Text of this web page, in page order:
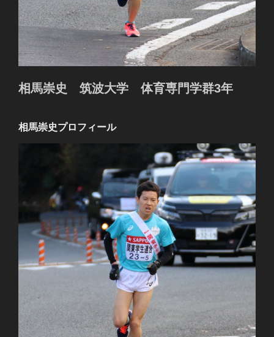
相馬崇史 筑波大学 体育専門学群3年
相馬崇史プロフィール